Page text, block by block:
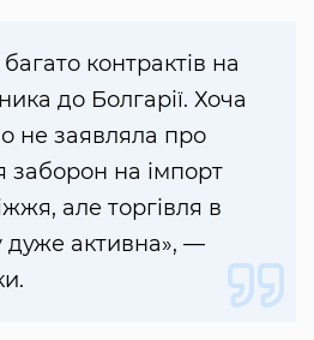
контрактів на
до Болгарії. Хоча
не заявляла про
заборон на імпорт
але торгівля в
дуже активна», —